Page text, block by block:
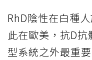
RhD陰性在白種
此在歐美，抗D
型系統之外最重